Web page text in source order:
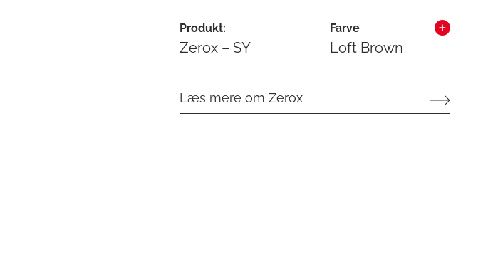
Produkt:
Zerox – SY
Farve
Loft Brown
Læs mere om Zerox